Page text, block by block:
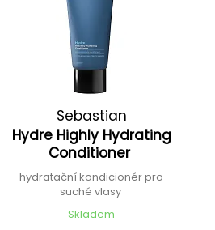
Sebastian
Hydre Highly Hydrating
Conditioner
hydratační kondicionér pro
suché vlasy
Skladem